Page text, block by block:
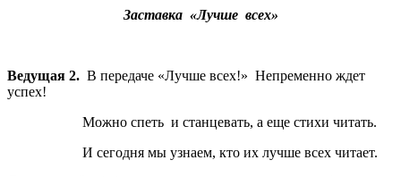
Заставка «Лучше всех»
Ведущая 2. В передаче «Лучше всех!» Непременно ждет
успех!
Можно спеть и станцевать, а еще стихи читать.
И сегодня мы узнаем, кто их лучше всех читает.